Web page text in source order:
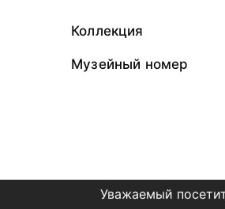
Коллекция
Музейный номер
Уважаемый